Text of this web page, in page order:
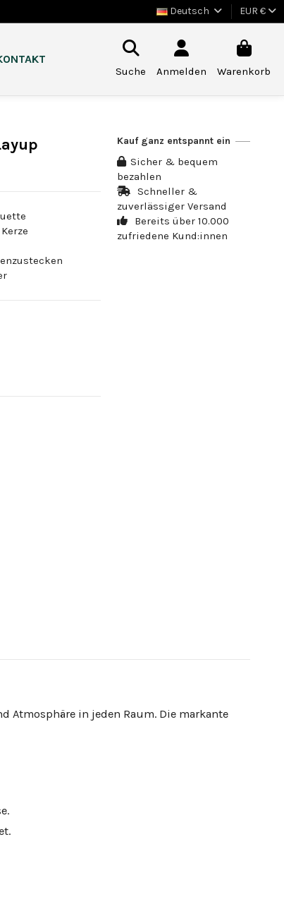
Deutsch EUR €
Suche Anmelden Warenkorb
Kauf ganz entspannt ein
Sicher & bequem
bezahlen
Schneller &
zuverlässiger Versand
Bereits über 10.000
zufriedene Kund:innen
Atmosphäre in jeden Raum. Die markante